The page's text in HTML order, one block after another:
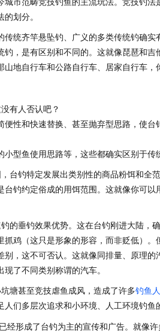
划分。
统齐竿悬坠钓、广义的多类传统钓确
，是有区别和不同的。这就像琵琶和
地自行车和公路自行车、居家自行车，
有人否认吧？
性和快速替换、甚至抛弃型思路，使
型鱼使用思路等，这些都确实区别于传
台钓特定发展出类别性的商品粉饵和全
钓约定俗成的用饵范围。这就像你可
的垂钓效果优势。这在台钓刚进大陆，
鸡（这只是形象的形容，而非贬低）
，这不可否认。这就像同排量、原理
了不同类别称谓的汽车。
塘甚至竞技虐鱼成风，造成了许多钓鱼人
们多层次追求和小环境、人工环境钓鱼
经形成了台钓为主的宣传和广告。就像